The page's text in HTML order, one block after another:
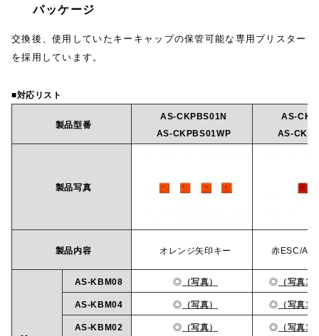
パッケージ
交換後、使用していたキーキャップの保管可能な専用ブリスター
を採用しています。
■対応リスト
製品型番
AS-CKPBS01N
AS-CKPBS01WP
AS-
AS-
製品写真
製品内容 オレンジ矢印キー 赤ESC/
AS-KBM08 ◎ （写真） ◎ （写真1）
AS-KBM04 ◎ （写真） ◎ （写真1）
AS-KBM02 ◎ （写真） ◎ （写真1）